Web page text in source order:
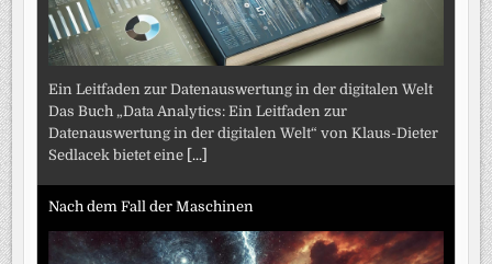
Ein Leitfaden zur Datenauswertung in der digitalen Welt
Das Buch „Data Analytics: Ein Leitfaden zur
Datenauswertung in der digitalen Welt“ von Klaus-Dieter
Sedlacek bietet eine [...]
Nach dem Fall der Maschinen